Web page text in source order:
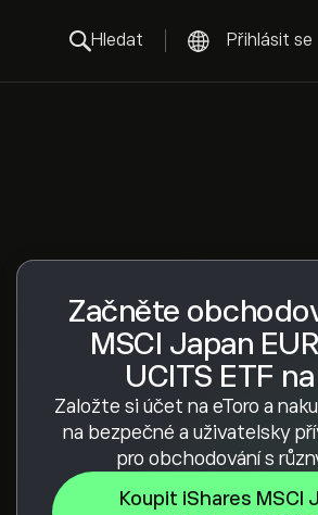
Hledat Přihlásit se
Začněte
MSCI Japan
UCITS ETF
Založte si účet na eToro a
na bezpečné a uživatelsky
pro obchodování s
Koupit iShares MSCI